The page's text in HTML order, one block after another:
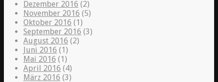
Dezember 2016 (2)
November 2016 (5)
Oktober 2016 (1)
September 2016 (3)
August 2016 (2)
Juni 2016 (1)
Mai 2016 (1)
April 2016 (4)
März 2016 (3)